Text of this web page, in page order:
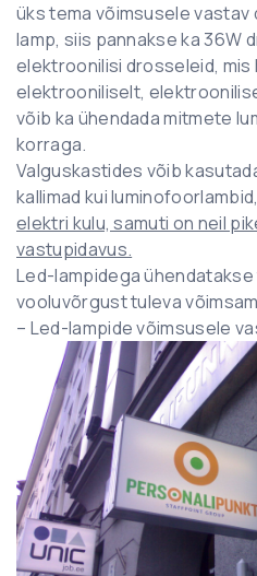
üks tema võimsusele vastav
lamp, siis pannakse ka 36W
elektroonilisi drosseleid,
elektrooniliselt,
võib ka ühendada mitmete
korraga.
Valguskastides võib
kallimad kui luminofoorlambid,
elektri kulu, samuti on neil
vastupidavus.
Led-lampidega
vooluvõrgust tuleva
– Led-lampide võimsusele